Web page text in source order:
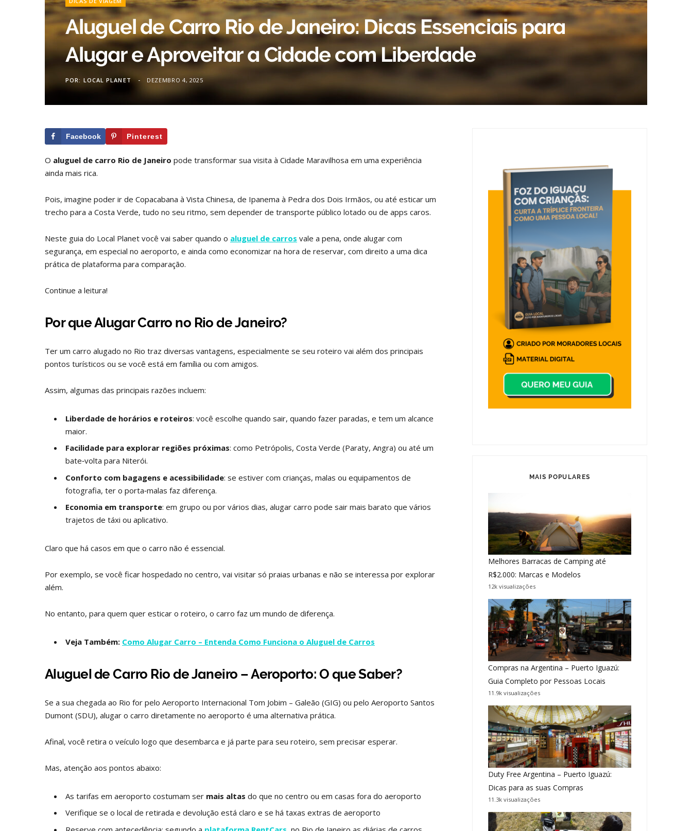
Aluguel de Carro Rio de Janeiro: Dicas Essenciais para
Alugar e Aproveitar a Cidade com Liberdade
POR: LOCAL PLANET DEZEMBRO 4, 2025
Facebook Pinterest
O aluguel de carro Rio de Janeiro pode transformar sua visita à Cidade Maravilhosa em uma experiência
ainda mais rica.
Pois, imagine poder ir de Copacabana à Vista Chinesa, de Ipanema à Pedra dos Dois Irmãos, ou até esticar um
trecho para a Costa Verde, tudo no seu ritmo, sem depender de transporte público lotado ou de apps caros.
Neste guia do Local Planet você vai saber quando o aluguel de carros vale a pena, onde alugar com
segurança, em especial no aeroporto, e ainda como economizar na hora de reservar, com direito a uma dica
prática de plataforma para comparação.
Continue a leitura!
Por que Alugar Carro no Rio de Janeiro?
Ter um carro alugado no Rio traz diversas vantagens, especialmente se seu roteiro vai além dos principais
pontos turísticos ou se você está em família ou com amigos.
Assim, algumas das principais razões incluem:
Liberdade de horários e roteiros: você escolhe quando sair, quando fazer paradas, e tem um alcance
maior.
Facilidade para explorar regiões próximas: como Petrópolis, Costa Verde (Paraty, Angra) ou até um
bate‑volta para Niterói.
Conforto com bagagens e acessibilidade: se estiver com crianças, malas ou equipamentos de
fotografia, ter o porta‑malas faz diferença.
Economia em transporte: em grupo ou por vários dias, alugar carro pode sair mais barato que vários
trajetos de táxi ou aplicativo.
Claro que há casos em que o carro não é essencial.
Por exemplo, se você ficar hospedado no centro, vai visitar só praias urbanas e não se interessa por explorar
além.
No entanto, para quem quer esticar o roteiro, o carro faz um mundo de diferença.
Veja Também: Como Alugar Carro – Entenda Como Funciona o Aluguel de Carros
Aluguel de Carro Rio de Janeiro – Aeroporto: O que Saber?
Se a sua chegada ao Rio for pelo Aeroporto Internacional Tom Jobim – Galeão (GIG) ou pelo Aeroporto Santos
Dumont (SDU), alugar o carro diretamente no aeroporto é uma alternativa prática.
Afinal, você retira o veículo logo que desembarca e já parte para seu roteiro, sem precisar esperar.
Mas, atenção aos pontos abaixo:
As tarifas em aeroporto costumam ser mais altas do que no centro ou em casas fora do aeroporto
Verifique se o local de retirada e devolução está claro e se há taxas extras de aeroporto
MAIS POPULARES
Melhores Barracas de Camping até
R$2.000: Marcas e Modelos
12k visualizações
Compras na Argentina – Puerto Iguazú:
Guia Completo por Pessoas Locais
11.9k visualizações
Duty Free Argentina – Puerto Iguazú:
Dicas para as suas Compras
11.3k visualizações